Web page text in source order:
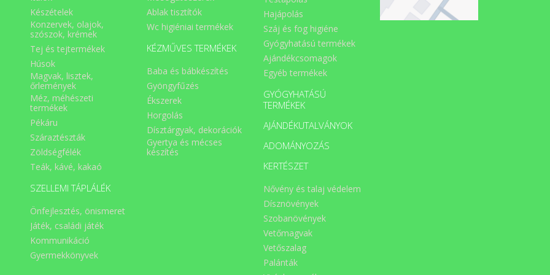
Készételek
Konzervek, olajok,
szószok, krémek
Tej és tejtermékek
Húsok
Magvak, lisztek,
őrlemények
Méz, méhészeti
termékek
Pékáru
Száraztészták
Zöldségfélék
Teák, kávé, kakaó
SZELLEMI TÁPLÁLÉK
Önfejlesztés, önismeret
Játék, családi játék
Kommunikáció
Gyermekkönyvek
Ablak tisztítók
Wc higiéniai termékek
KÉZMŰVES TERMÉKEK
Baba és bábkészítés
Gyöngyfűzés
Ékszerek
Horgolás
Dísztárgyak, dekorációk
Gyertya és mécses
készítés
Hajápolás
Száj és fog higiéne
Gyógyhatású termékek
Ajándékcsomagok
Egyéb termékek
GYÓGYHATÁSÚ
TERMÉKEK
AJÁNDÉKUTALVÁNYOK
ADOMÁNYOZÁS
KERTÉSZET
Nővény és talaj védelem
Dísznövények
Szobanövények
Vetőmagvak
Vetőszalag
Palánták